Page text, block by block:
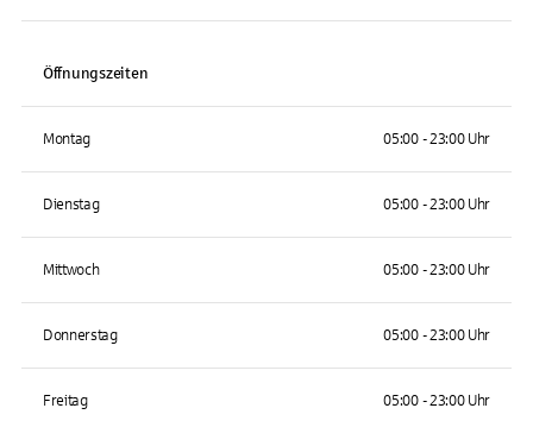
Öffnungszeiten
Montag 05:00 - 23:00 Uhr
Dienstag 05:00 - 23:00 Uhr
Mittwoch 05:00 - 23:00 Uhr
Donnerstag 05:00 - 23:00 Uhr
Freitag 05:00 - 23:00 Uhr